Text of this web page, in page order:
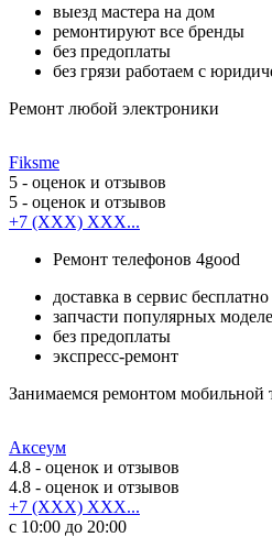
выезд мастера на дом
ремонтируют все бренды
без предоплаты
без грязи работаем с
Ремонт любой электроники
Fiksme
5 - оценок и отзывов
5 - оценок и отзывов
+7 (XXX) XXX...
Ремонт телефонов 4good
доставка в сервис бесплатно
запчасти популярных
без предоплаты
экспресс-ремонт
Занимаемся ремонтом мобильной
Аксеум
4.8 - оценок и отзывов
4.8 - оценок и отзывов
+7 (XXX) XXX...
с 10:00 до 20:00